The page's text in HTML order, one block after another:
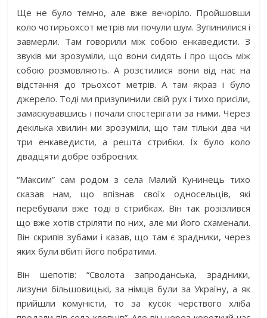
Ще не було темно, але вже вечоріло. Пройшовши
коло чотирьохсот метрів ми почули шум. Зупинилися і
завмерли. Там говорили між собою енкаведисти. З
звуків ми зрозуміли, що вони сидять і про щось між
собою розмовляють. А розстилися вони від нас на
відстання до трьохсот метрів. А там якраз і було
джерело. Тоді ми призупинили свій рух і тихо присіли,
замаскувавшись і почали спостерігати за ними. Через
декілька хвилин ми зрозуміли, що там тільки два чи
три енкаведисти, а решта стрибки. Їх було коло
двадцяти добре озброєних.
“Максим” сам родом з села Малий Кунинець тихо
сказав нам, що впізнав своїх односельців, які
перебували вже тоді в стрибках. Він так розізлився
що вже хотів стріляти по них, але ми його схаменали.
Він скрипів зубами і казав, що там є зрадники, через
яких були вбиті його побратими.
Він шепотів: “Сволота запроданська, зрадники,
лизуни більшовицькі, за німців були за Україну, а як
прийшли комуністи, то за кусок черствого хліба